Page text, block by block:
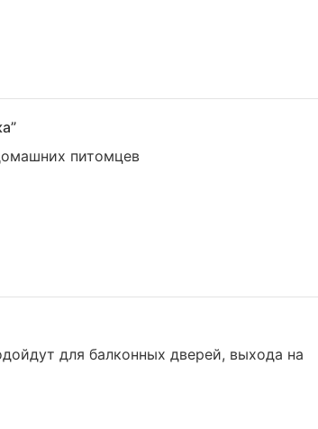
питомцев
для балконных дверей, выхода на